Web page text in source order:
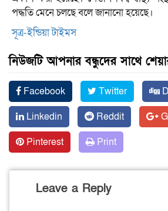
পদ্ধতি মেনে চলছে বলে জানানো হয়েছে।
সূত্র-ইন্ডিয়া টাইমস
নিউজটি আপনার বন্ধুদের সাথে
Facebook Twitter
Linkedin
Reddit
Pinterest
Print
Leave a Reply